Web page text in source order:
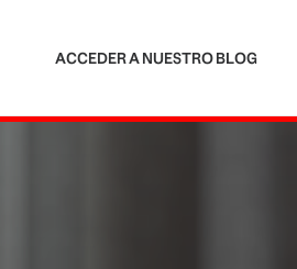
ACCEDER A NUESTRO BLOG